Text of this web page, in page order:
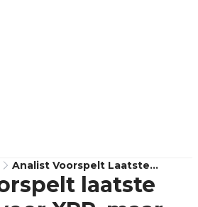
Analist Voorspelt Laatste
Shakeout Voor XRP, Maar
Bevestiging Ontbreekt
laatste